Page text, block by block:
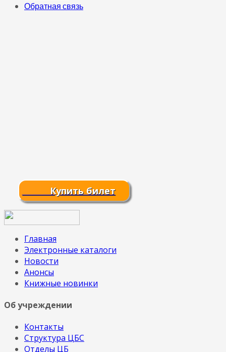
Обратная связь
Купить билет
Главная
Электронные каталоги
Новости
Анонсы
Книжные новинки
Об учреждении
Контакты
Структура ЦБС
Отделы ЦБ